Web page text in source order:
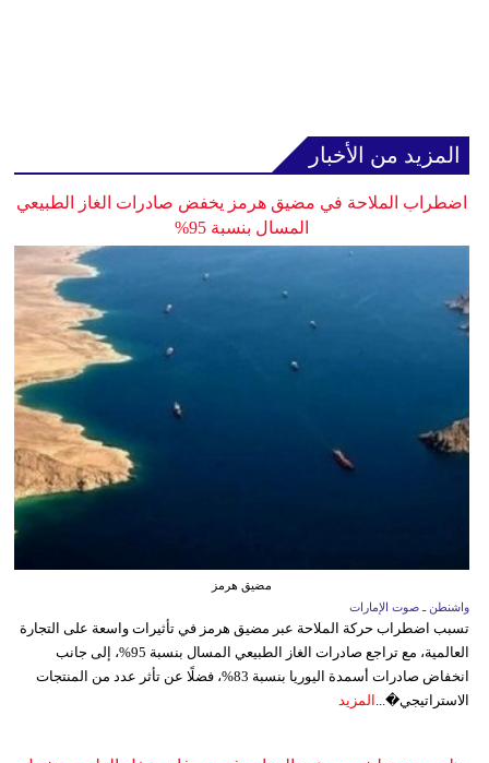
المزيد من الأخبار
اضطراب الملاحة في مضيق هرمز يخفض صادرات الغاز الطبيعي
المسال بنسبة 95%
مضيق هرمز
واشنطن ـ صوت الإمارات
تسبب اضطراب حركة الملاحة عبر مضيق هرمز في تأثيرات واسعة على التجارة
العالمية، مع تراجع صادرات الغاز الطبيعي المسال بنسبة 95%، إلى جانب
انخفاض صادرات أسمدة اليوريا بنسبة 83%، فضلًا عن تأثر عدد من المنتجات
الاستراتيجي�... المزيد